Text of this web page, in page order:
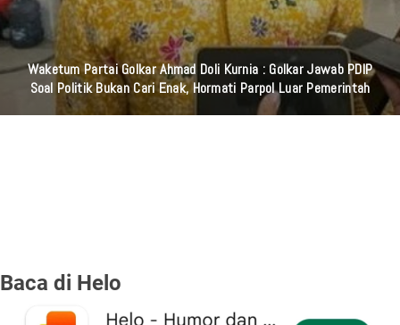
Waketum Partai Golkar Ahmad Doli Kurnia : Golkar Jawab PDIP
Soal Politik Bukan Cari Enak, Hormati Parpol Luar Pemerintah
Baca di Helo